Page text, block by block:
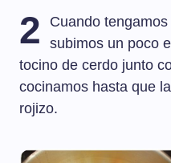
2
Cuando
subimos un poco
tocino de cerdo junto
cocinamos hasta que
rojizo.